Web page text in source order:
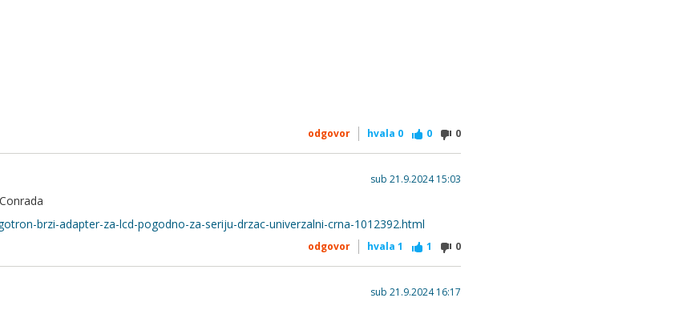
odgovor hvala 0 0 0
sub 21.9.2024 15:03
brzi-adapter-za-lcd-pogodno-za-seriju-drzac-univerzalni-crna-1012392.html
odgovor hvala 1 1 0
sub 21.9.2024 16:17